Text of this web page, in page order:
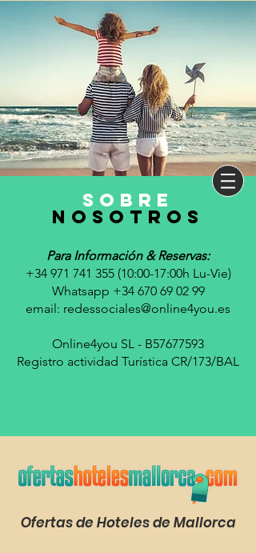
sobre
nosotros
Para Información & Reservas:
+34 971 741 355 (10:00-17:00h Lu-Vie)
Whatsapp +34 670 69 02 99
email: redessociales@online4you.es
Online4you SL - B57677593
Registro actividad Turística CR/173/BAL
Ofertas de Hoteles de Mallorca